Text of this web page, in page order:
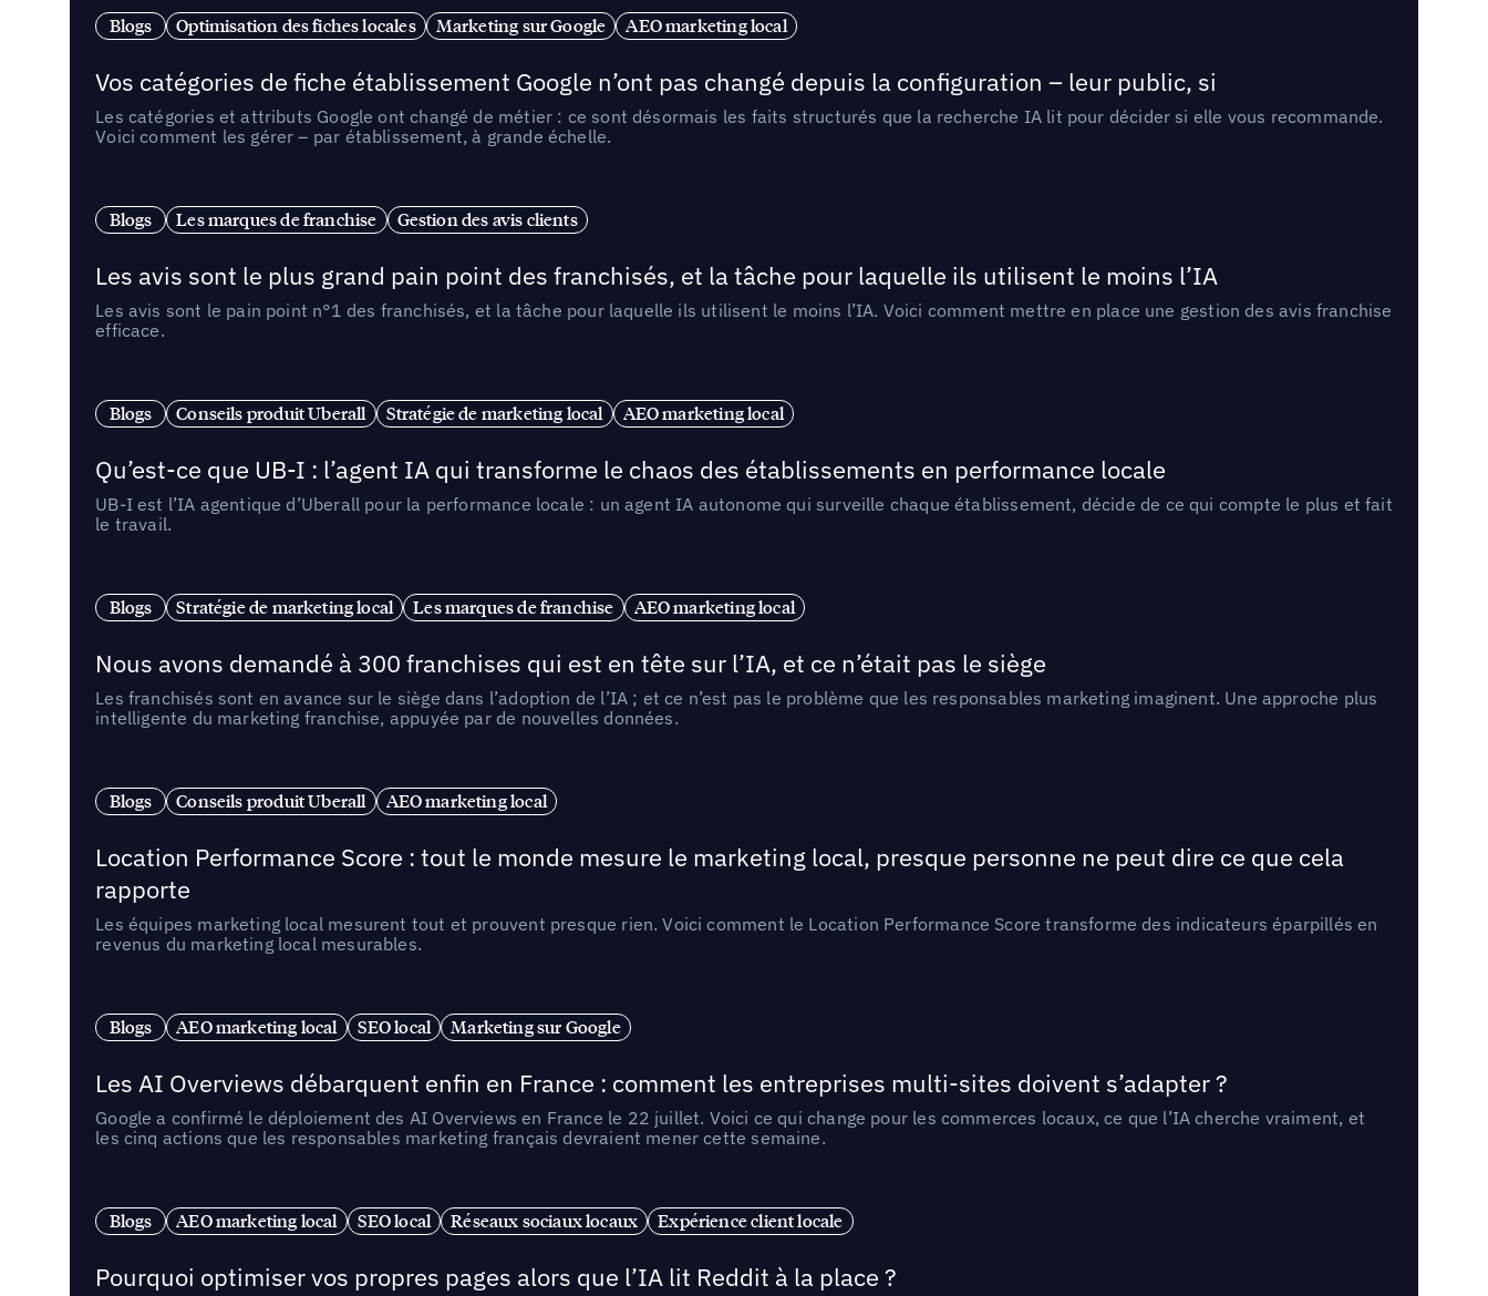
Blogs Optimisation des fiches locales Marketing sur Google AEO marketing local
Vos catégories de fiche établissement Google n’ont pas changé depuis la configuration – leur public, si
Les catégories et attributs Google ont changé de métier : ce sont désormais les faits structurés que la recherche IA lit pour décider si elle vous recommande.
Voici comment les gérer – par établissement, à grande échelle.
Blogs Les marques de franchise Gestion des avis clients
Les avis sont le plus grand pain point des franchisés, et la tâche pour laquelle ils utilisent le moins l’IA
Les avis sont le pain point n°1 des franchisés, et la tâche pour laquelle ils utilisent le moins l’IA. Voici comment mettre en place une gestion des avis franchise
efficace.
Blogs Conseils produit Uberall Stratégie de marketing local AEO marketing local
Qu’est-ce que UB-I : l’agent IA qui transforme le chaos des établissements en performance locale
UB-I est l’IA agentique d’Uberall pour la performance locale : un agent IA autonome qui surveille chaque établissement, décide de ce qui compte le plus et fait
le travail.
Blogs Stratégie de marketing local Les marques de franchise AEO marketing local
Nous avons demandé à 300 franchises qui est en tête sur l’IA, et ce n’était pas le siège
Les franchisés sont en avance sur le siège dans l’adoption de l’IA ; et ce n’est pas le problème que les responsables marketing imaginent. Une approche plus
intelligente du marketing franchise, appuyée par de nouvelles données.
Blogs Conseils produit Uberall AEO marketing local
Location Performance Score : tout le monde mesure le marketing local, presque personne ne peut dire ce que cela
rapporte
Les équipes marketing local mesurent tout et prouvent presque rien. Voici comment le Location Performance Score transforme des indicateurs éparpillés en
revenus du marketing local mesurables.
Blogs AEO marketing local SEO local Marketing sur Google
Les AI Overviews débarquent enfin en France : comment les entreprises multi-sites doivent s’adapter ?
Google a confirmé le déploiement des AI Overviews en France le 22 juillet. Voici ce qui change pour les commerces locaux, ce que l’IA cherche vraiment, et
les cinq actions que les responsables marketing français devraient mener cette semaine.
Blogs AEO marketing local SEO local Réseaux sociaux locaux Expérience client locale
Pourquoi optimiser vos propres pages alors que l’IA lit Reddit à la place ?